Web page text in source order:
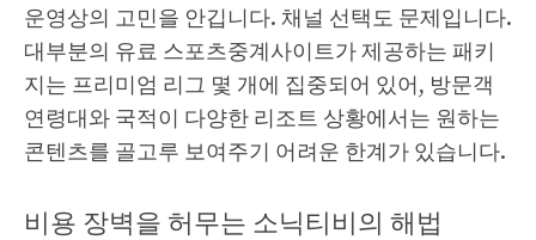
운영상의 고민을 안깁니다. 채널 선택도 문제입니다.
대부분의 유료 스포츠중계사이트가 제공하는 패키
지는 프리미엄 리그 몇 개에 집중되어 있어, 방문객
연령대와 국적이 다양한 리조트 상황에서는 원하는
콘텐츠를 골고루 보여주기 어려운 한계가 있습니다.
비용 장벽을 허무는 소닉티비의 해법